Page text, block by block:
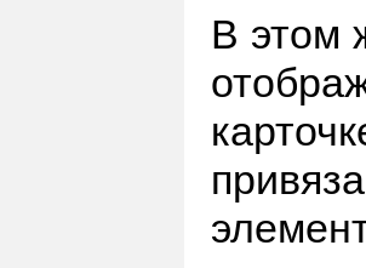
В этом